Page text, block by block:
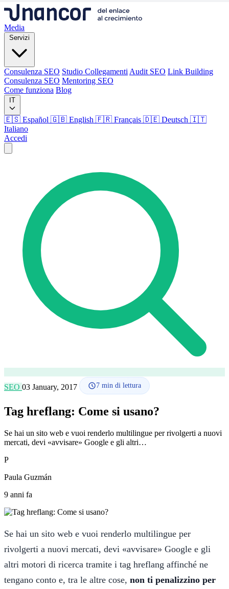
Media
Servizi
Consulenza SEO Studio Collegamenti Audit SEO Link Building
Consulenza SEO Mentoring SEO
Come funziona Blog
IT
🇪🇸 Español 🇬🇧 English 🇫🇷 Français 🇩🇪 Deutsch 🇮🇹
Italiano
Accedi
Consulenza SEO Studio Collegamenti Audit SEO
Consulenza SEO
Come funziona
Lingua
🇪🇸 ES
🇬🇧 EN
Accedi
SEO 03 January, 2017 7 min di lettura
Tag hreflang: Come si usano?
Se hai un sito web e vuoi renderlo multilingue per rivolgerti a nuovi
mercati, devi «avvisare» Google e gli altri…
P
Paula Guzmán
9 anni fa
Se hai un sito web e vuoi renderlo multilingue per
rivolgerti a nuovi mercati, devi «avvisare» Google e gli
altri motori di ricerca tramite i tag hreflang affinché ne
tengano conto e, tra le altre cose, non ti penalizzino per